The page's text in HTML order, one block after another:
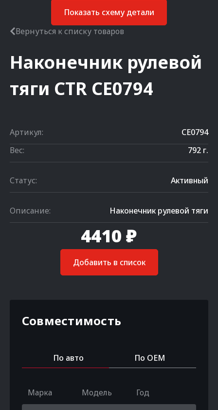
Показать схему детали
Вернуться к списку товаров
Наконечник рулевой
тяги CTR CE0794
Артикул:
CE0794
Вес:
792 г.
Статус: Активный
Описание: Наконечник рулевой тяги
4410 ₽
Добавить в список
Совместимость
По авто По OEM
Марка Модель Год